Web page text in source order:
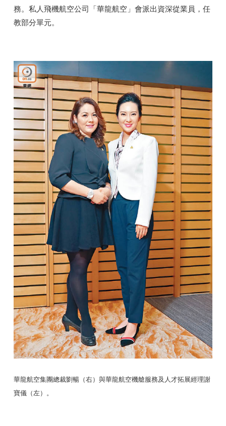
務。私人飛機航空公司「華龍航空」會派出資深從業員，任
教部分單元。
華龍航空集團總裁劉暢（右）與華龍航空機艙服務及人才拓展經理謝
寶儀（左）。